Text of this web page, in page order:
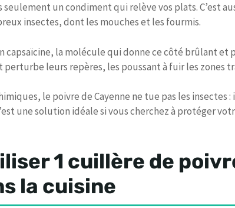
seulement un condiment qui relève vos plats. C’est
insectes, dont les mouches et les fourmis.
capsaïcine, la molécule qui donne ce côté brûlant et
leurs repères, les poussant à fuir les zones
le poivre de Cayenne ne tue pas les insectes :
une solution idéale si vous cherchez à protéger
1 cuillère de
la cuisine